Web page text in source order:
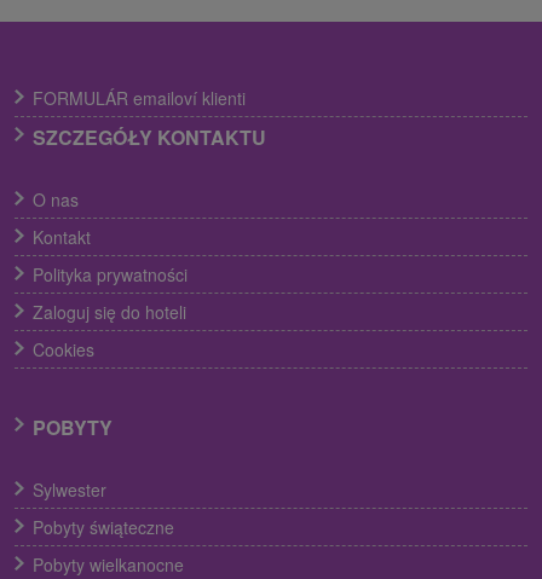
FORMULÁR emailoví klienti
SZCZEGÓŁY KONTAKTU
O nas
Kontakt
Polityka prywatności
Zaloguj się do hoteli
Cookies
POBYTY
Sylwester
Pobyty świąteczne
Pobyty wielkanocne